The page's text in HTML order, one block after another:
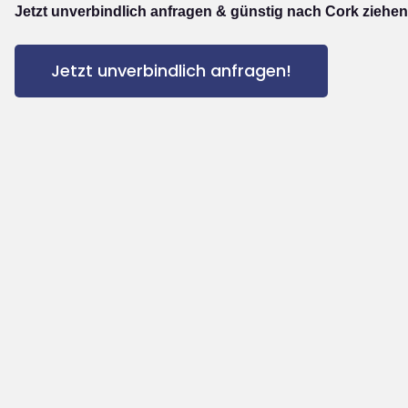
Jetzt unverbindlich anfragen & günstig nach Cork
Jetzt unverbindlich anfragen!